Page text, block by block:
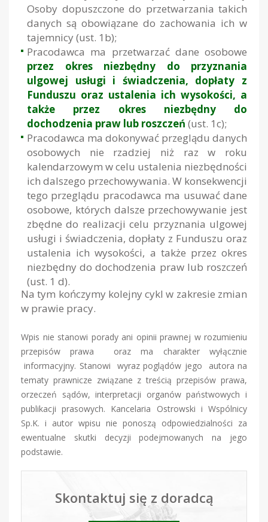
Osoby dopuszczone do przetwarzania takich
danych są obowiązane do zachowania ich w
tajemnicy (ust. 1b);
Pracodawca ma przetwarzać dane osobowe
przez okres niezbędny do przyznania
ulgowej usługi i świadczenia, dopłaty z
Funduszu oraz ustalenia ich wysokości, a
także przez okres niezbędny do
dochodzenia praw lub roszczeń (ust. 1c);
Pracodawca ma dokonywać przeglądu danych
osobowych nie rzadziej niż raz w roku
kalendarzowym w celu ustalenia niezbędności
ich dalszego przechowywania. W konsekwencji
tego przeglądu pracodawca ma usuwać dane
osobowe, których dalsze przechowywanie jest
zbędne do realizacji celu przyznania ulgowej
usługi i świadczenia, dopłaty z Funduszu oraz
ustalenia ich wysokości, a także przez okres
niezbędny do dochodzenia praw lub roszczeń
(ust. 1 d).
Na tym kończymy kolejny cykl w zakresie zmian
w prawie pracy.
Wpis nie stanowi porady ani opinii prawnej w rozumieniu
przepisów prawa oraz ma charakter wyłącznie
informacyjny. Stanowi wyraz poglądów jego autora na
tematy prawnicze związane z treścią przepisów prawa,
orzeczeń sądów, interpretacji organów państwowych i
publikacji prasowych. Kancelaria Ostrowski i Wspólnicy
Sp.K. i autor wpisu nie ponoszą odpowiedzialności za
ewentualne skutki decyzji podejmowanych na jego
podstawie.
Skontaktuj się z doradcą